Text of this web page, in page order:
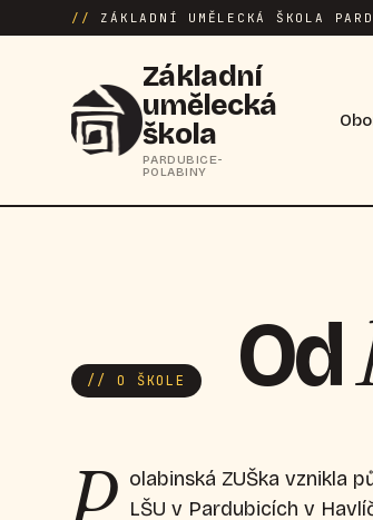
// ZÁKLADNÍ UMĚLECKÁ ŠKOLA
Základní
umělecká
škola
PARDUBICE-
POLABINY
// O ŠKOLE Od
olabinská ZUŠka vznikla
LŠU v Pardubicích v